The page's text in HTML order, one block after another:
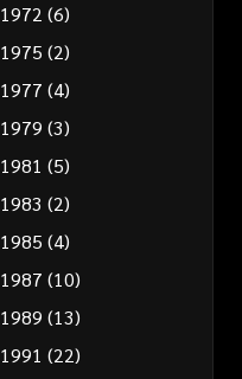
1972 (6)
1975 (2)
1977 (4)
1979 (3)
1981 (5)
1983 (2)
1985 (4)
1987 (10)
1989 (13)
1991 (22)